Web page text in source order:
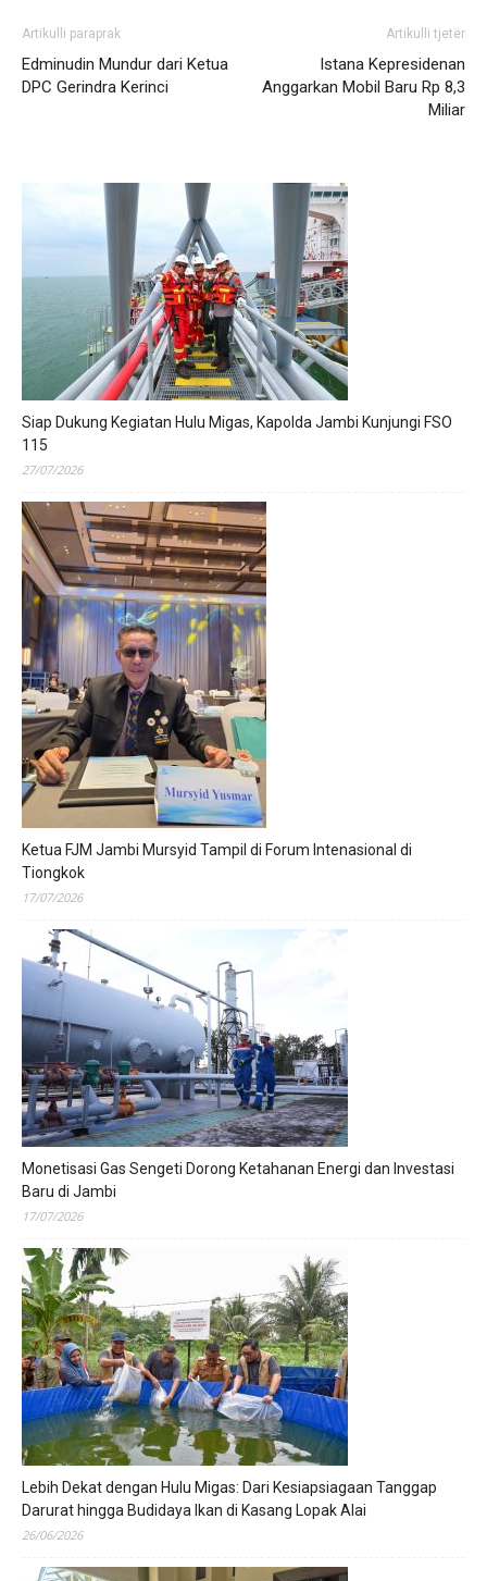
Artikulli paraprak
Edminudin Mundur dari Ketua
DPC Gerindra Kerinci
Artikulli tjetër
Istana Kepresidenan
Anggarkan Mobil Baru Rp 8,3
Miliar
Siap Dukung Kegiatan Hulu Migas, Kapolda Jambi Kunjungi FSO
115
27/07/2026
Ketua FJM Jambi Mursyid Tampil di Forum Intenasional di
Tiongkok
17/07/2026
Monetisasi Gas Sengeti Dorong Ketahanan Energi dan Investasi
Baru di Jambi
17/07/2026
Lebih Dekat dengan Hulu Migas: Dari Kesiapsiagaan Tanggap
Darurat hingga Budidaya Ikan di Kasang Lopak Alai
26/06/2026